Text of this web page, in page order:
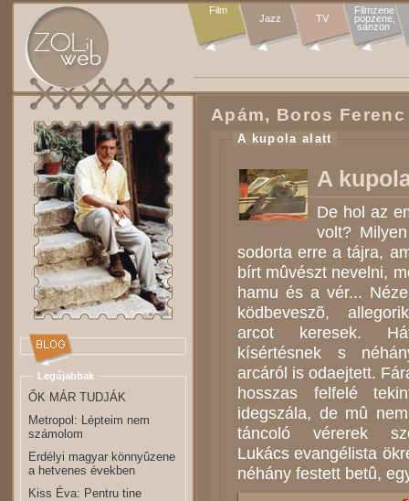
Film
Jazz TV
Filmzene
popzene,
sanzon
Apám, Boros Ferenc
A kupola alatt
A
De hol az
volt?
sodorta erre a tájra,
bírt mûvészt nevelni,
hamu és a vér...
ködbeveszõ,
arcot keresek.
kísértésnek s
arcáról is odaejtett.
hosszas felfelé
idegszála, de mû
táncoló vérerek
Lukács evangélista
néhány festett betû,
Legújabbak
ŐK MÁR TUDJÁK
Metropol: Lépteim nem
számolom
Erdélyi magyar könnyûzene
a hetvenes években
Kiss Éva: Pentru tine